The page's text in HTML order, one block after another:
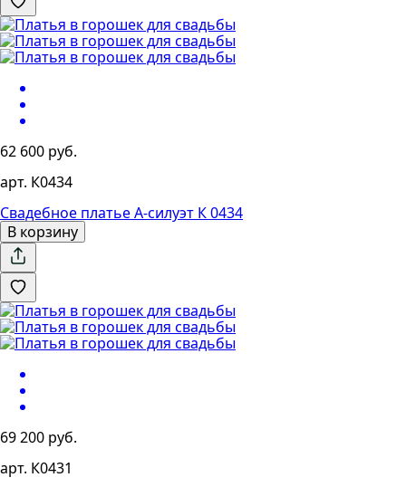
62 600 руб.
арт. К0434
Свадебное платье А-силуэт К 0434
В корзину
69 200 руб.
арт. К0431